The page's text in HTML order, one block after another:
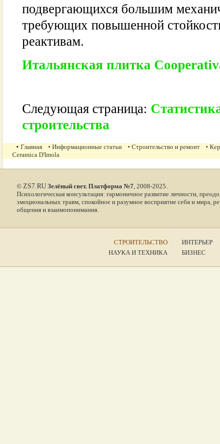
подвергающихся большим
требующих повышенной
реактивам.
Итальянская плитка
Следующая страница:
строительства
• Главная • Информационные статьи • Строительство и ремонт
•
Ceramica D'Imola
© ZS7.RU Зелёный свет. Платформа №7, 2008-2025.
Психологическая консультация: гармоничное развитие личности,
эмоциональных травм, спокойное и разумное восприятие себя и мира,
общения и взаимопонимания.
СТРОИТЕЛЬСТВО
ИНТЕРЬЕР
НАУКА И ТЕХНИКА
БИЗНЕС